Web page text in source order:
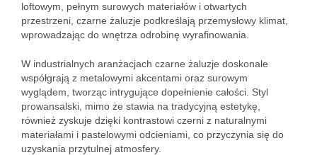
loftowym, pełnym surowych materiałów i otwartych
przestrzeni, czarne żaluzje podkreślają przemysłowy klimat,
wprowadzając do wnętrza odrobinę wyrafinowania.
W industrialnych aranżacjach czarne żaluzje doskonale
współgrają z metalowymi akcentami oraz surowym
wyglądem, tworząc intrygujące dopełnienie całości. Styl
prowansalski, mimo że stawia na tradycyjną estetykę,
również zyskuje dzięki kontrastowi czerni z naturalnymi
materiałami i pastelowymi odcieniami, co przyczynia się do
uzyskania przytulnej atmosfery.